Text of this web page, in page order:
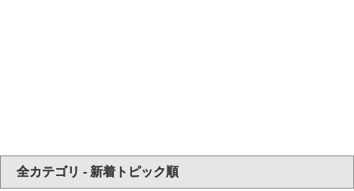
全カテゴリ - 新着トピック順